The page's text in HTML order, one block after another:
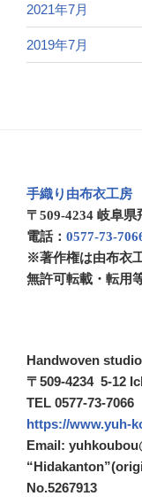
2021年7月
2019年7月
手織り由布衣工房
〒509-4234 岐阜
電話： 0577-73-
※著作権は由布衣
無許可転載・転用
Handwoven
〒509-4234 5-12
TEL 0577-73-7066
https://www.yuh-
Email:
No.5267913